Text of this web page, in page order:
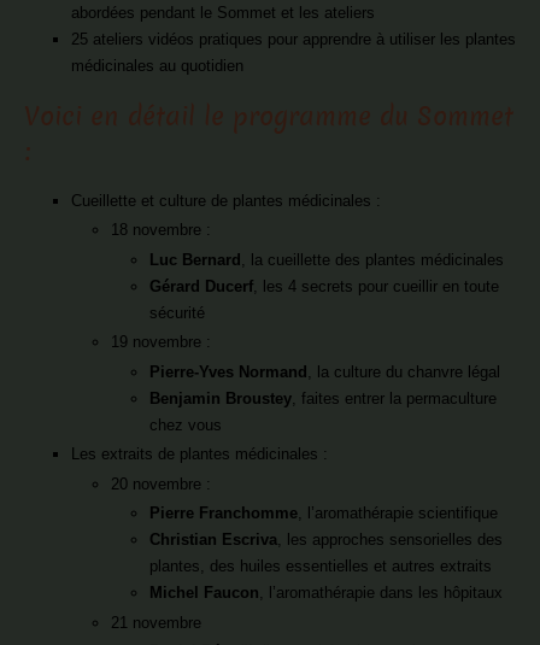
abordées pendant le Sommet et les ateliers
25 ateliers vidéos pratiques pour apprendre à utiliser les plantes
médicinales au quotidien
Cueillette et culture de plantes médicinales :
18 novembre :
Luc Bernard
, la cueillette des plantes médicinales
Gérard Ducerf , les 4 secrets pour cueillir en toute
sécurité
19 novembre :
Pierre-Yves Normand
, la culture du chanvre légal
Benjamin Broustey , faites entrer la permaculture
chez vous
Les extraits de plantes médicinales :
20 novembre :
Pierre Franchomme, l’aromathérapie scientifique
Christian Escriva, les approches sensorielles des
plantes, des huiles essentielles et autres extraits
Michel Faucon, l’aromathérapie dans les hôpitaux
21 novembre